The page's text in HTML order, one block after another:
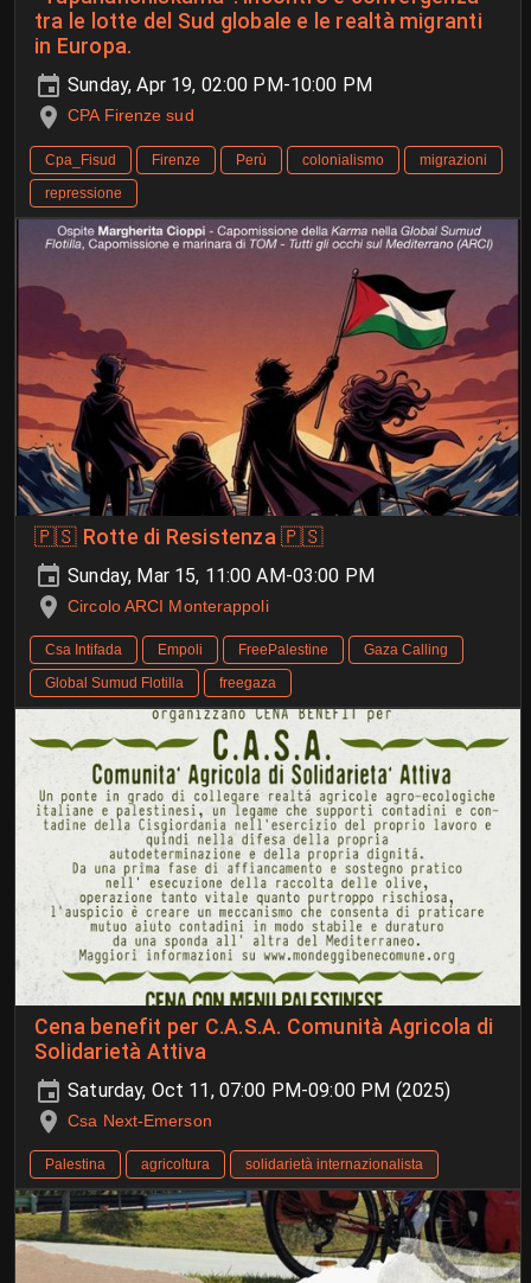
tra le lotte del Sud globale e le realtà migranti
in Europa.
Sunday, Apr 19, 02:00 PM-10:00 PM
CPA Firenze sud
Cpa_Fisud Firenze Perù colonialismo
migrazioni
repressione
🇵🇸 Rotte di Resistenza 🇵🇸
Sunday, Mar 15, 11:00 AM-03:00 PM
Circolo ARCI Monterappoli
Csa Intifada Empoli FreePalestine
Gaza Calling
Global Sumud Flotilla
freegaza
Cena benefit per C.A.S.A. Comunità Agricola di
Solidarietà Attiva
Saturday, Oct 11, 07:00 PM-09:00 PM (2025)
Csa Next-Emerson
Palestina agricoltura solidarietà internazionalista